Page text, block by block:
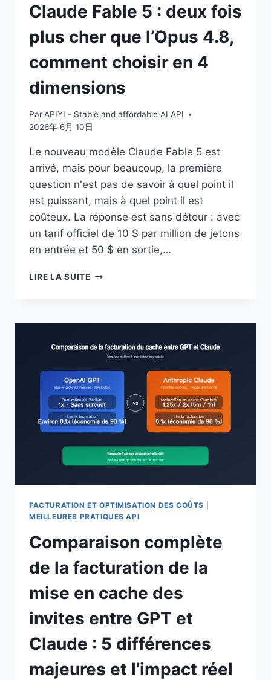
Claude Fable 5 : deux fois
plus cher que l’Opus 4.8,
comment choisir en 4
dimensions
ParAPIYI - Stable and affordable AI API
2026年 6月 10日
Le nouveau modèle Claude Fable 5 est
arrivé, mais pour beaucoup, la première
question n'est pas de savoir à quel point il
est puissant, mais à quel point il est
coûteux. La réponse est sans détour : avec
un tarif officiel de 10 $ par million de jetons
en entrée et 50 $ en sortie,…
LIRE LA SUITEDÉTAILS
CLAUDE
5
FOIS
PLUS
CHER
QUE
4.8,
COMMENT
4
DIMENSIONS
FACTURATION ET OPTIMISATION DES COÛTS
MEILLEURES PRATIQUES API
Comparaison complète
de la facturation de la
mise en cache des
invites entre GPT et
Claude : 5 différences
majeures et l’impact réel